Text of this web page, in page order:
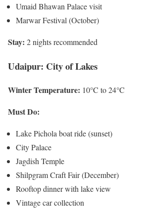
Umaid Bhawan Palace visit
Marwar Festival (October)
Stay: 2 nights recommended
Udaipur: City of Lakes
Winter Temperature: 10°C to 24°C
Must Do:
Lake Pichola boat ride (sunset)
City Palace
Jagdish Temple
Shilpgram Craft Fair (December)
Rooftop dinner with lake view
Vintage car collection